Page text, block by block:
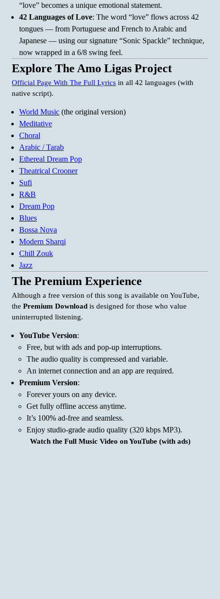
“love” becomes a unique emotional statement.
42 Languages of Love: The word “love” flows across 42
tongues — from Portuguese and French to Arabic and
Japanese — using our signature “Sonic Spackle” technique,
now wrapped in a 6/8 swing feel.
Explore The Amo Ligas Project
Official Page With The Full Lyrics in all 42 languages (with
native script).
World Music (the original version)
Meditative
Choral
Arabic / Tarab
Ethereal Dream Pop
Theatrical Crooner
Sufi
R&B
Dream Pop
Blues
Bossa Nova
Modern Sharqi
Chill Zouk
Jazz
The Premium Experience
Although a free version of this song is available on YouTube,
the Premium Download is designed for those who value
uninterrupted listening.
YouTube Version:
Free, but with ads and pop-up interruptions.
The audio quality is compressed and variable.
An internet connection and an app are required.
Premium Version:
Forever yours on any device.
Get fully offline access anytime.
It’s 100% ad-free and seamless.
Enjoy studio-grade audio quality (320 kbps MP3).
Watch the Full Music Video on YouTube (with ads)